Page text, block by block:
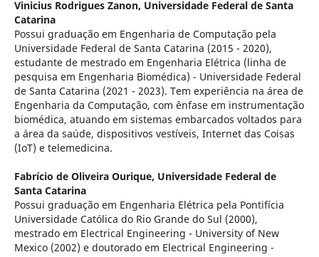
Vinicius Rodrigues Zanon, Universidade Federal de Santa
Catarina
Possui graduação em Engenharia de Computação pela
Universidade Federal de Santa Catarina (2015 - 2020),
estudante de mestrado em Engenharia Elétrica (linha de
pesquisa em Engenharia Biomédica) - Universidade Federal
de Santa Catarina (2021 - 2023). Tem experiência na área de
Engenharia da Computação, com ênfase em instrumentação
biomédica, atuando em sistemas embarcados voltados para
a área da saúde, dispositivos vestíveis, Internet das Coisas
(IoT) e telemedicina.
Fabrício de Oliveira Ourique, Universidade Federal de
Santa Catarina
Possui graduação em Engenharia Elétrica pela Pontifícia
Universidade Católica do Rio Grande do Sul (2000),
mestrado em Electrical Engineering - University of New
Mexico (2002) e doutorado em Electrical Engineering -